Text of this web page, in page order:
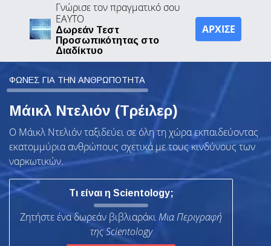
Γνώρισε τον πραγματικό σου
ΕΑΥΤΟ
Δωρεάν Τεστ
Προσωπικότητας στο
Διαδίκτυο
ΑΡΧΙΣΕ
ΦΩΝΕΣ ΓΙΑ ΤΗΝ ΑΝΘΡΩΠΟΤΗΤΑ
Μάικλ Ντελιόν (Τρέιλερ)
Ο Μάικλ Ντελιόν ταξιδεύει σε όλη τη χώρα εκπαιδεύοντας
εκατομμύρια ανθρώπους σχετικά με τους κινδύνους των
ναρκωτικών.
Τι είναι η Scientology;
Ζητήστε ένα δωρεάν βιβλιαράκι Μια Περιγραφή
της Scientology